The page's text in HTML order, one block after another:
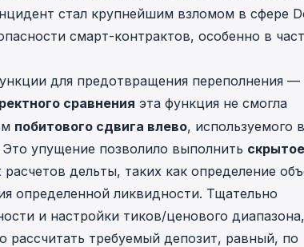
стал крупнейшим взломом в сфере
смарт-контрактов, особенно в
для предотвращения переполнения —
сравнения эта функция не смогла
побитового сдвига влево, используемого в
Это упущение позволило выполнить скрытое
дельты, таких как определение
определенной ликвидности. Тщательно
и настройки тиков/ценового диапазона,
рассчитать требуемый депозит, равный, по